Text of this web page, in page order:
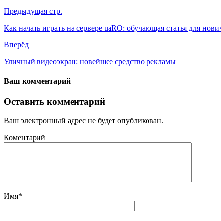
Предыдущая стр.
Как начать играть на сервере uaRO: обучающая статья для
Вперёд
Уличный видеоэкран: новейшее средство рекламы
Ваш комментарий
Оставить комментарий
Ваш электронный адрес не будет опубликован.
Коментарий
Имя*